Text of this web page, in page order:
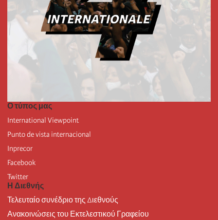
Ο τύπος μας
International Viewpoint
Punto de vista internacional
Inprecor
Facebook
Twitter
Η Διεθνής
Τελευταίο συνέδριο της Διεθνούς
Ανακοινώσεις του Εκτελεστικού Γραφείου